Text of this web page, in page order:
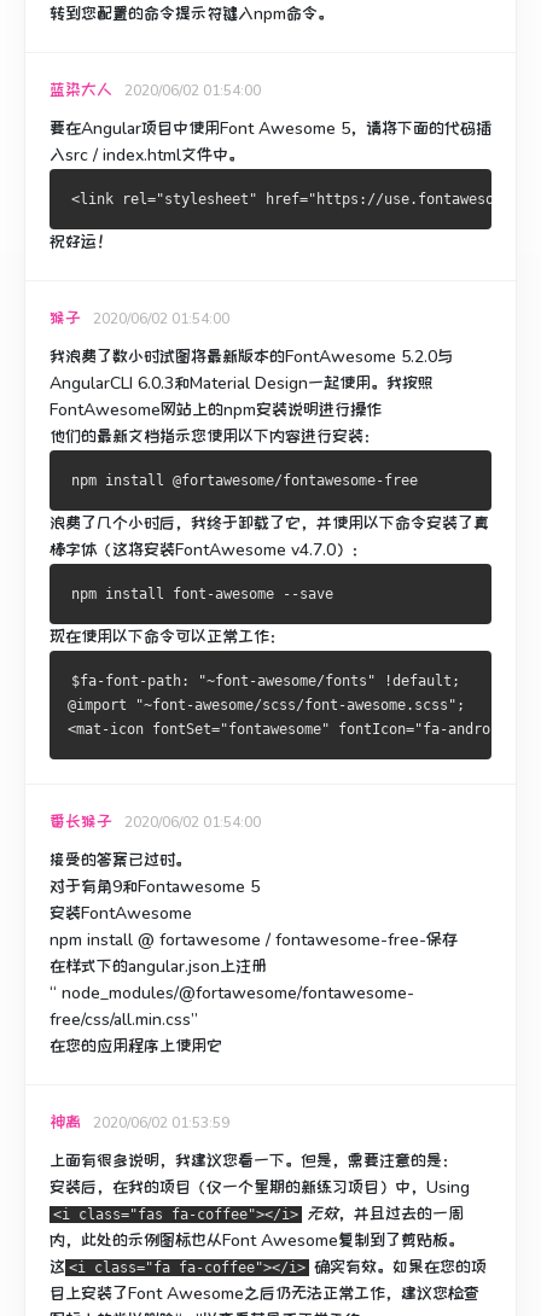
转到您配置的命令提示符键入npm命令。
蓝染大人 2020/06/02 01:54:00
要在Angular项目中使用Font Awesome 5，请将下面的代码插
入src / index.html文件中。
祝好运！
猴子 2020/06/02 01:54:00
我浪费了数小时试图将最新版本的FontAwesome 5.2.0与
AngularCLI 6.0.3和Material Design一起使用。 我按照
FontAwesome网站上的npm安装说明进行操作
他们的最新文档指示您使用以下内容进行安装：
浪费了几个小时后，我终于卸载了它，并使用以下命令安装了真
棒字体（这将安装FontAwesome v4.7.0）：
现在使用以下命令可以正常工作：
$fa-font-path: "~font-awesome/fonts" !default;
@import "~font-awesome/scss/font-awesome.scss";
<mat-icon fontSet="fontawesome" fontIcon="fa-
番长猴子 2020/06/02 01:54:00
接受的答案已过时。
对于有角9和Fontawesome 5
安装FontAwesome
npm install @ fortawesome / fontawesome-free-保存
在样式下的angular.json上注册
“ node_modules/@fortawesome/fontawesome-
free/css/all.min.css”
在您的应用程序上使用它
神离 2020/06/02 01:53:59
上面有很多说明，我建议您看一下。 但是，需要注意的是：
安装后，在我的项目（仅一个星期的新练习项目）中， Using
<i class="fas fa-coffee"></i> 无效，并且过去的一周
内，此处的示例图标也从Font Awesome复制到了剪贴板。
这 <i class="fa fa-coffee"></i> 确实有效。 如果在您的项
目上安装了Font Awesome之后仍无法正常工作，建议您检查